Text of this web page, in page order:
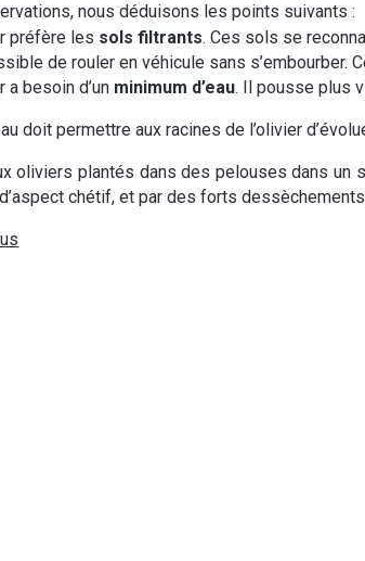
nous déduisons les points suivants :
préfère les sols filtrants. Ces sols se
de rouler en véhicule sans s’embourber.
a besoin d’un minimum d’eau. Il pousse plus
doit permettre aux racines de l’olivier
oliviers plantés dans des pelouses dans un
chétif, et par des forts